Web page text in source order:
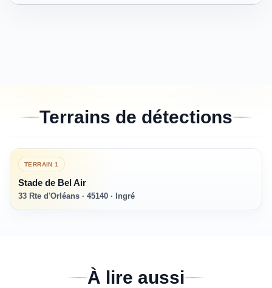
Terrains de détections
TERRAIN1
Stade de Bel Air
33 Rte d'Orléans · 45140 · Ingré
À lire aussi